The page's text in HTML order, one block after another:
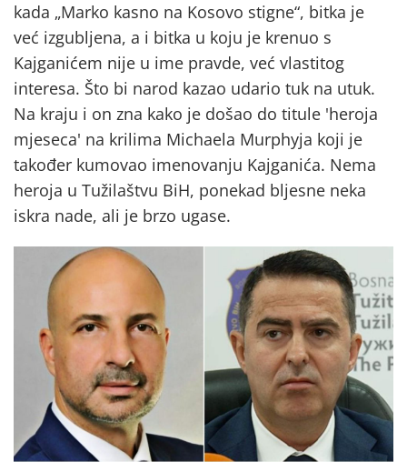
kada „Marko kasno na Kosovo stigne“, bitka je
već izgubljena, a i bitka u koju je krenuo s
Kajganićem nije u ime pravde, već vlastitog
interesa. Što bi narod kazao udario tuk na utuk.
Na kraju i on zna kako je došao do titule 'heroja
mjeseca' na krilima Michaela Murphyja koji je
također kumovao imenovanju Kajganića. Nema
heroja u Tužilaštvu BiH, ponekad bljesne neka
iskra nade, ali je brzo ugase.